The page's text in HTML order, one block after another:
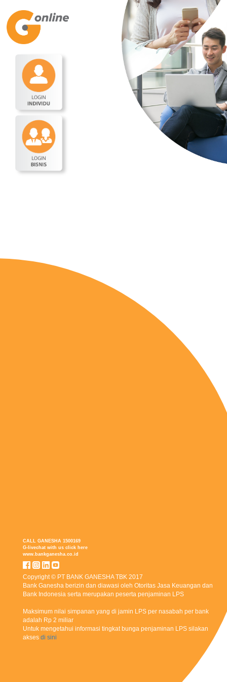
CALL GANESHA 1500169
G-livechat with us click here
www.bankganesha.co.id
Copyright © PT BANK GANESHA TBK 2017
Bank Ganesha berizin dan diawasi oleh Otoritas Jasa Keuangan dan
Bank Indonesia serta merupakan peserta penjaminan LPS
Maksimum nilai simpanan yang di jamin LPS per nasabah per bank
adalah Rp 2 miliar
Untuk mengetahui informasi tingkat bunga penjaminan LPS silakan
akses di sini